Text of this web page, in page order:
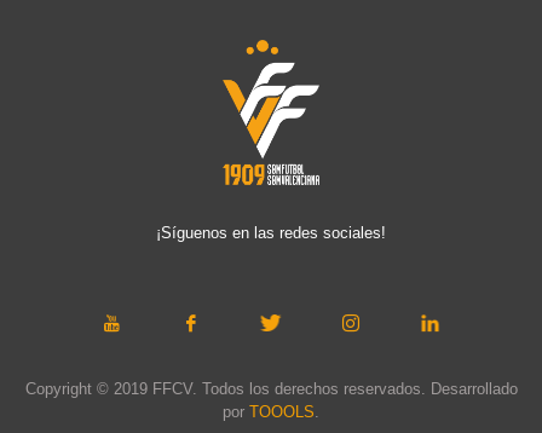
¡Síguenos en las redes sociales!
Copyright © 2019 FFCV. Todos los derechos reservados. Desarrollado
por TOOOLS